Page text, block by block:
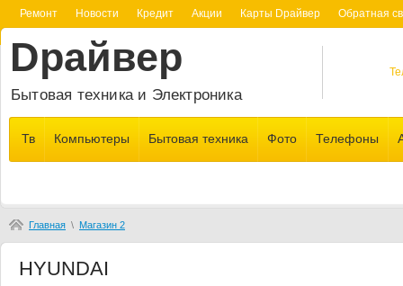
Ремонт Новости Кредит Акции Карты Dрайвер Обратная
Dрайвер
Бытовая техника и Электроника
Тв Компьютеры Бытовая техника Фото Телефоны
Главная \ Магазин 2
HYUNDAI